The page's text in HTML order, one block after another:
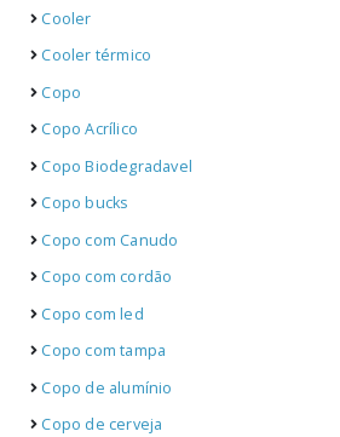
Cooler
Cooler térmico
Copo
Copo Acrílico
Copo Biodegradavel
Copo bucks
Copo com Canudo
Copo com cordão
Copo com led
Copo com tampa
Copo de alumínio
Copo de cerveja